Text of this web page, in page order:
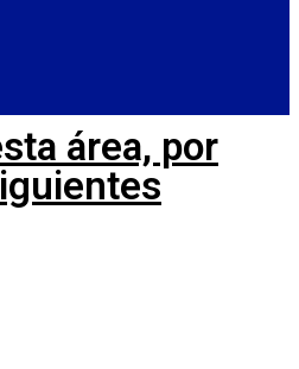
área, por